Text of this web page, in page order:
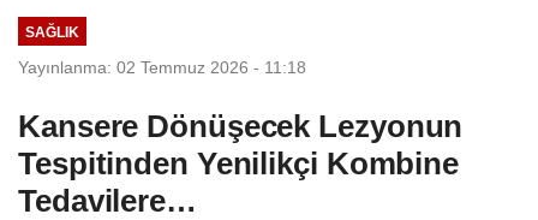
SAĞLIK
Yayınlanma: 02 Temmuz 2026 - 11:18
Kansere Dönüşecek Lezyonun
Tespitinden Yenilikçi Kombine
Tedavilere…